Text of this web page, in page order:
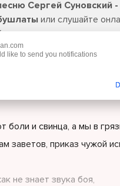
Сергей Суновский
или слушайте
боли и свинца, а мы в
заветов, приказ чужой
не знает звука боя,
like to send you notifications